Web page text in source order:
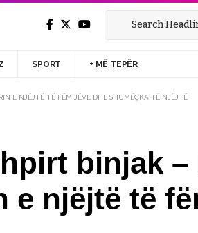
SPORT + MË TEPËR
E NJËJTË TË FËMIJËVE DHE SHUMËÇKA TË NJËJTË
binjak –
e njëjtë të